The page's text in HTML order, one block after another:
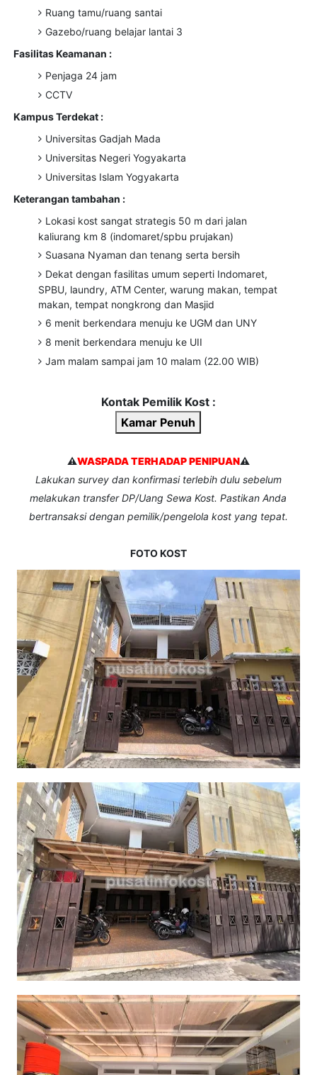
Ruang tamu/ruang santai
Gazebo/ruang belajar lantai 3
Fasilitas Keamanan :
Penjaga 24 jam
CCTV
Kampus Terdekat :
Universitas Gadjah Mada
Universitas Negeri Yogyakarta
Universitas Islam Yogyakarta
Keterangan tambahan :
Lokasi kost sangat strategis 50 m dari jalan
kaliurang km 8 (indomaret/spbu prujakan)
Suasana Nyaman dan tenang serta bersih
Dekat dengan fasilitas umum seperti Indomaret,
SPBU, laundry, ATM Center, warung makan, tempat
makan, tempat nongkrong dan Masjid
6 menit berkendara menuju ke UGM dan UNY
8 menit berkendara menuju ke UII
Jam malam sampai jam 10 malam (22.00 WIB)
Kontak Pemilik Kost :
Kamar Penuh
⚠️WASPADA TERHADAP PENIPUAN⚠️
Lakukan survey dan konfirmasi terlebih dulu sebelum
melakukan transfer DP/Uang Sewa Kost. Pastikan Anda
bertransaksi dengan pemilik/pengelola kost yang tepat.
FOTO KOST